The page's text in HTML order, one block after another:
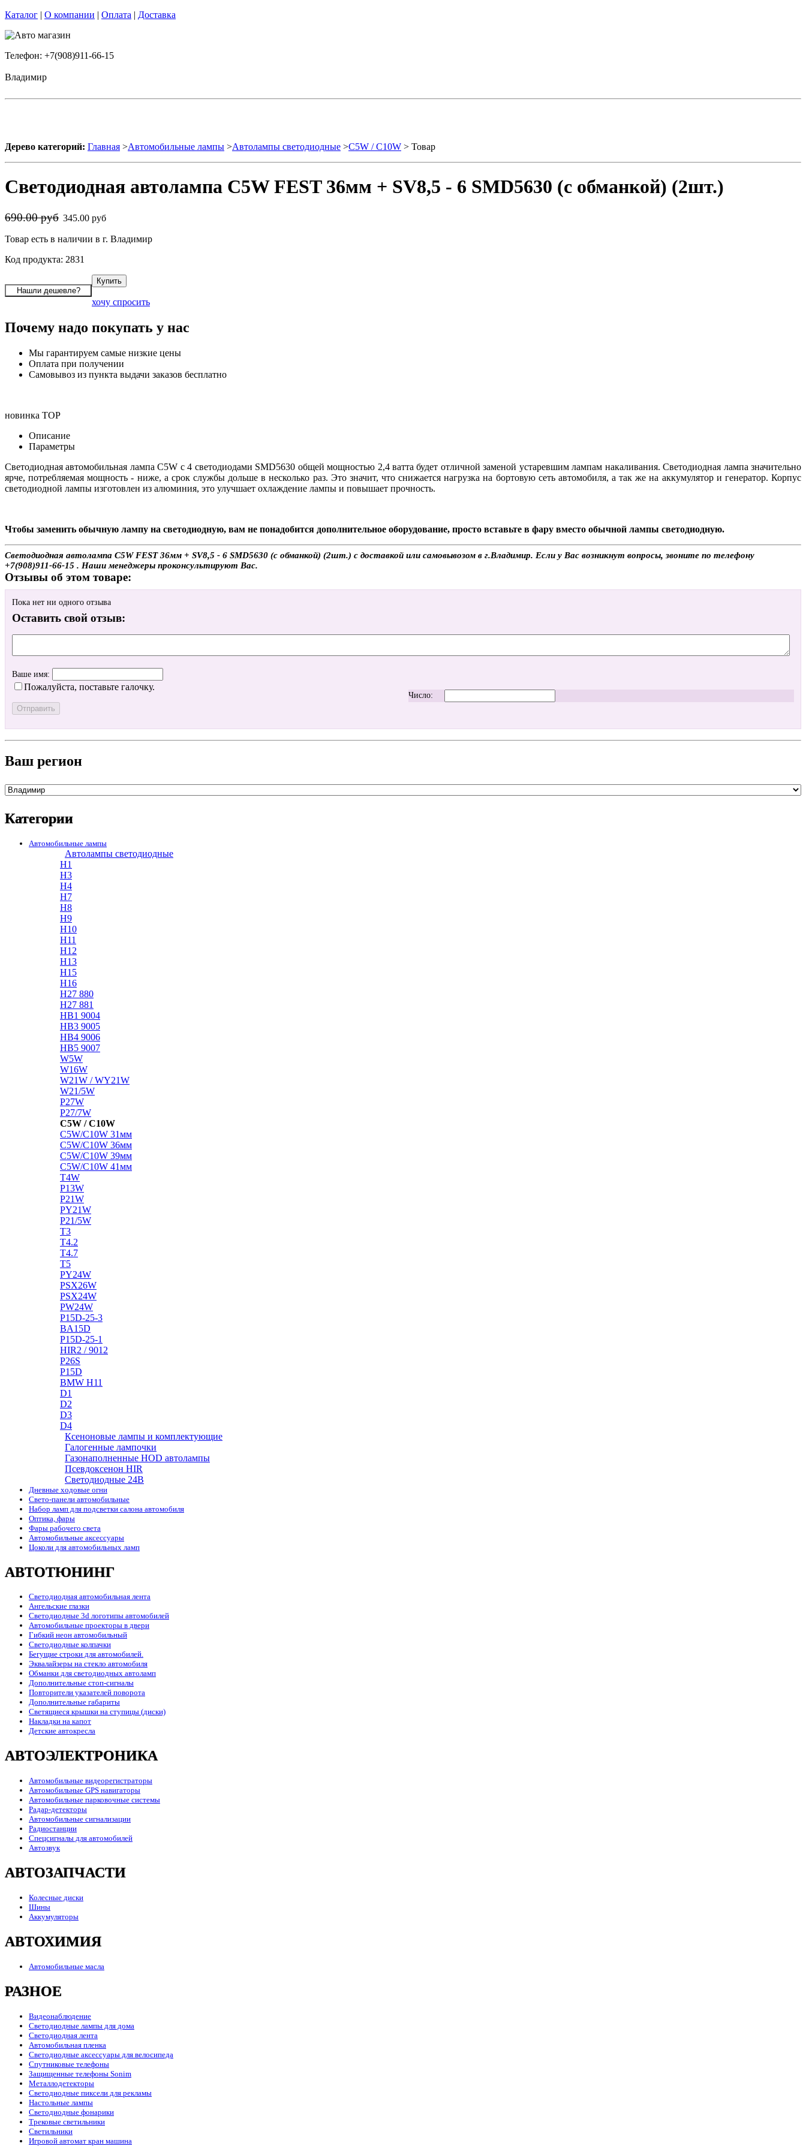
Каталог | О компании | Оплата | Доставка
Телефон: +7(908)911-66-15
Владимир
Дерево категорий: Главная >Автомобильные лампы >Автолампы светодиодные >C5W / C10W > Товар
Светодиодная автолампа C5W FEST 36мм + SV8,5 - 6 SMD5630 (с обманкой) (2шт.)
690.00 руб 345.00 руб
Товар есть в наличии в г. Владимир
Код продукта: 2831
хочу спросить
Почему надо покупать у нас
Мы гарантируем самые низкие цены
Оплата при получении
Самовывоз из пункта выдачи заказов бесплатно
новинка TOP
Описание
Параметры
Светодиодная автомобильная лампа C5W с 4 светодиодами SMD5630 общей мощностью 2,4 ватта будет отличной заменой устаревшим лампам накаливания. Светодиодная лампа значительно
ярче, потребляемая мощность - ниже, а срок службы дольше в несколько раз. Это значит, что снижается нагрузка на бортовую сеть автомобиля, а так же на аккумулятор и генератор. Корпус
светодиодной лампы изготовлен из алюминия, это улучшает охлаждение лампы и повышает прочность.
Чтобы заменить обычную лампу на светодиодную, вам не понадобится дополнительное оборудование, просто вставьте в фару вместо обычной лампы светодиодную.
Светодиодная автолампа C5W FEST 36мм + SV8,5 - 6 SMD5630 (с обманкой) (2шт.) с доставкой или самовывозом в г.Владимир. Если у Вас возникнут вопросы, звоните по телефону
+7(908)911-66-15 . Наши менеджеры проконсультируют Вас.
Отзывы об этом товаре:
Пока нет ни одного отзыва
Оставить свой отзыв:
Ваше имя:
Пожалуйста, поставьте галочку.
Число:
Ваш регион
Категории
Автомобильные лампы
Автолампы светодиодные
H1
H3
H4
H7
H8
H9
H10
H11
H12
H13
H15
H16
H27 880
H27 881
HB1 9004
HB3 9005
HB4 9006
HB5 9007
W5W
W16W
W21W / WY21W
W21/5W
P27W
P27/7W
C5W / C10W
C5W/C10W 31мм
C5W/C10W 36мм
C5W/C10W 39мм
C5W/C10W 41мм
T4W
P13W
P21W
PY21W
P21/5W
T3
T4.2
T4.7
T5
PY24W
PSX26W
PSX24W
PW24W
P15D-25-3
BA15D
P15D-25-1
HIR2 / 9012
P26S
P15D
BMW H11
D1
D2
D3
D4
Ксеноновые лампы и комплектующие
Галогенные лампочки
Газонаполненные HOD автолампы
Псевдоксенон HIR
Cветодиодные 24B
Дневные ходовые огни
Свето-панели автомобильные
Набор ламп для подсветки салона автомобиля
Оптика, фары
Фары рабочего света
Автомобильные аксессуары
Цоколи для автомобильных ламп
АВТОТЮНИНГ
Светодиодная автомобильная лента
Ангельские глазки
Светодиодные 3d логотипы автомобилей
Автомобильные проекторы в двери
Гибкий неон автомобильный
Светодиодные колпачки
Бегущие строки для автомобилей.
Эквалайзеры на стекло автомобиля
Обманки для светодиодных автоламп
Дополнительные стоп-сигналы
Повторители указателей поворота
Дополнительные габариты
Светящиеся крышки на ступицы (диски)
Накладки на капот
Детские автокресла
АВТОЭЛЕКТРОНИКА
Автомобильные видеорегистраторы
Автомобильные GPS навигаторы
Автомобильные парковочные системы
Радар-детекторы
Автомобильные сигнализации
Радиостанции
Спецсигналы для автомобилей
Автозвук
АВТОЗАПЧАСТИ
Колесные диски
Шины
Аккумуляторы
АВТОХИМИЯ
Автомобильные масла
РАЗНОЕ
Видеонаблюдение
Светодиодные лампы для дома
Светодиодная лента
Автомобильная пленка
Светодиодные аксессуары для велосипеда
Спутниковые телефоны
Защищенные телефоны Sonim
Металлодетекторы
Светодиодные пиксели для рекламы
Настольные лампы
Светодиодные фонарики
Трековые светильники
Светильники
Игровой автомат кран машина